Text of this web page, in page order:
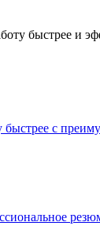
быстрее и
быстрее с